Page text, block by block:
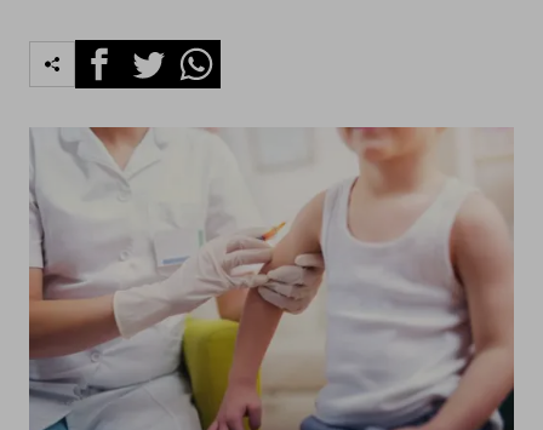
FacebookTwitterWhatsapp